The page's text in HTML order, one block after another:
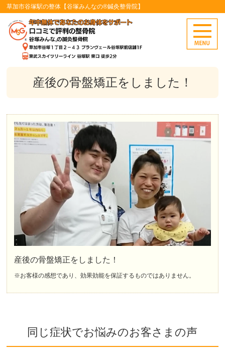
草加市谷塚駅の整体【谷塚みんなの®鍼灸整骨院】
産後の骨盤矯正をしました！
産後の骨盤矯正をしました！
※お客様の感想であり、効果効能を保証するものではありません。
同じ症状でお悩みのお客さまの声